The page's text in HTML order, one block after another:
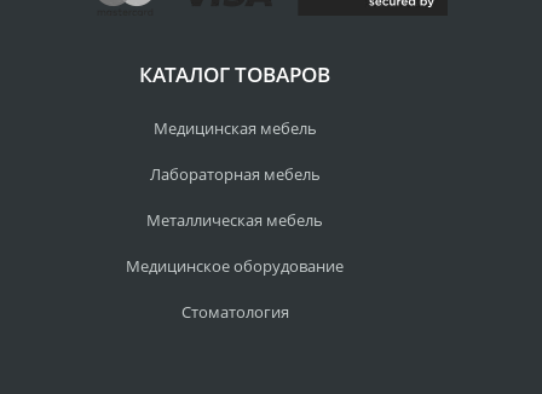
КАТАЛОГ ТОВАРОВ
Медицинская мебель
Лабораторная мебель
Металлическая мебель
Медицинское оборудование
Стоматология